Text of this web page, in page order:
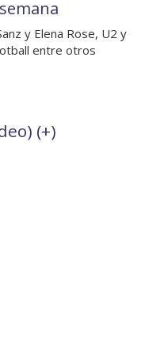
y Elena Rose, U2 y
entre otros
(+)